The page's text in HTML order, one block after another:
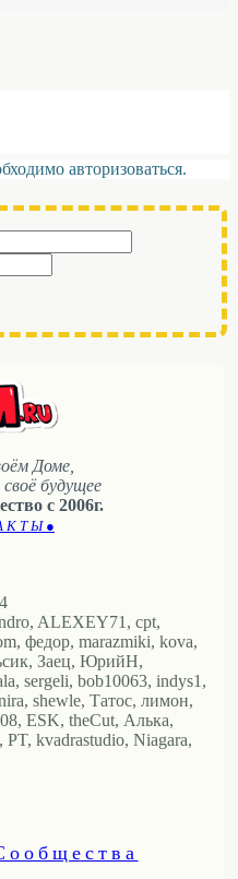
авторизоваться.
Доме,
будущее
с 2006г.
К Т Ы ●
ALEXEY71, cpt,
федор, marazmiki, kova,
Заец, ЮрийН,
sergeli, bob10063, indys1,
shewle, Татос, лимон,
ESK, theCut, Алька,
kvadrastudio, Niagara,